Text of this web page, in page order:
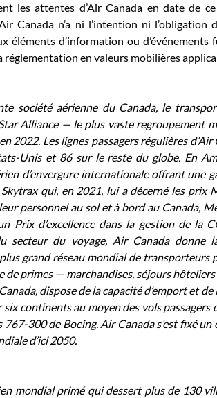
les attentes d’Air Canada en date de
Canada n’a ni l’intention ni l’obligation
éléments d’information ou
réglementation en valeurs mobilières
société aérienne du Canada, le
Alliance — le plus vaste regroupement
2022. Les lignes passagers régulières
Unis et 86 sur le reste du globe. En
d’envergure internationale offrant une
qui, en 2021, lui a décerné les prix
personnel au sol et à bord au Canada,
Prix d’excellence dans la gestion de la
secteur du voyage, Air Canada donne
grand réseau mondial de transporteurs
primes — marchandises, séjours
dispose de la capacité d’emport et
continents au moyen des vols passagers
767-300 de Boeing. Air Canada s’est fixé
d’ici 2050.
mondial primé qui dessert plus de 130